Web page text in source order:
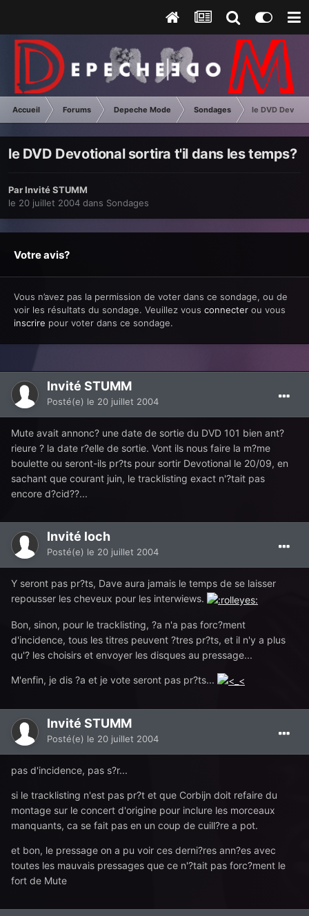
Accueil Forums Depeche Mode Sondages le DVD
le DVD Devotional sortira t'il dans les temps?
Par Invité STUMM
le 20 juillet 2004 dans Sondages
Votre avis?
Vous n’avez pas la permission de voter dans ce sondage, ou de
voir les résultats du sondage. Veuillez vous connecter ou vous
inscrire pour voter dans ce sondage.
Invité STUMM
Posté(e) le 20 juillet 2004
Mute avait annonc? une date de sortie du DVD 101 bien ant?
rieure ? la date r?elle de sortie. Vont ils nous faire la m?me
boulette ou seront-ils pr?ts pour sortir Devotional le 20/09, en
sachant que courant juin, le tracklisting exact n'?tait pas
encore d?cid??...
Invité loch
Posté(e) le 20 juillet 2004
Y seront pas pr?ts, Dave aura jamais le temps de se laisser
repousser les cheveux pour les interwiews.
Bon, sinon, pour le tracklisting, ?a n'a pas forc?ment
d'incidence, tous les titres peuvent ?tres pr?ts, et il n'y a plus
qu'? les choisirs et envoyer les disques au pressage...
M'enfin, je dis ?a et je vote seront pas pr?ts...
Invité STUMM
Posté(e) le 20 juillet 2004
pas d'incidence, pas s?r...
si le tracklisting n'est pas pr?t et que Corbijn doit refaire du
montage sur le concert d'origine pour inclure les morceaux
manquants, ca se fait pas en un coup de cuill?re a pot.
et bon, le pressage on a pu voir ces derni?res ann?es avec
toutes les mauvais pressages que ce n'?tait pas forc?ment le
fort de Mute